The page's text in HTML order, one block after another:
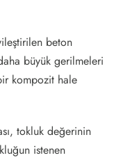
beton
büyük gerilmeleri
kompozit hale
tokluk değerinin
istenen